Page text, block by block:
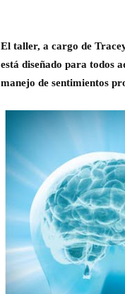
El taller, a cargo de
está diseñado para todos
manejo de sentimientos